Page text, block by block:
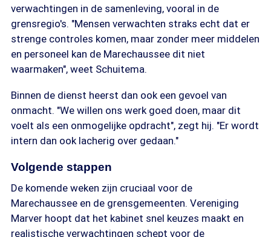
verwachtingen in de samenleving, vooral in de
grensregio's. "Mensen verwachten straks echt dat er
strenge controles komen, maar zonder meer middelen
en personeel kan de Marechaussee dit niet
waarmaken", weet Schuitema.
Binnen de dienst heerst dan ook een gevoel van
onmacht. "We willen ons werk goed doen, maar dit
voelt als een onmogelijke opdracht", zegt hij. "Er wordt
intern dan ook lacherig over gedaan."
Volgende stappen
De komende weken zijn cruciaal voor de
Marechaussee en de grensgemeenten. Vereniging
Marver hoopt dat het kabinet snel keuzes maakt en
realistische verwachtingen schept voor de